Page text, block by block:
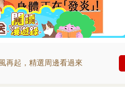
再起，精選周邊看過來